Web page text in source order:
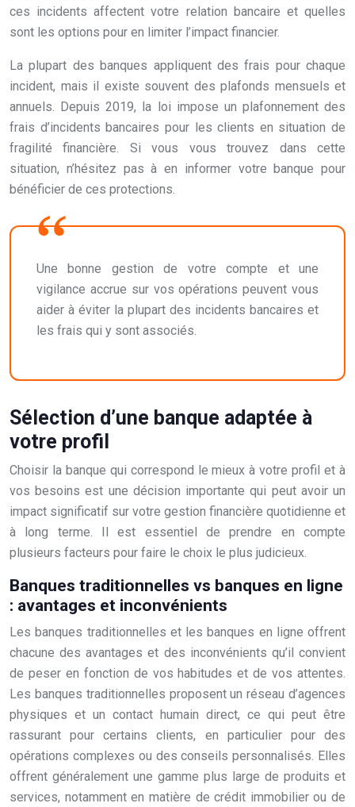
ces incidents affectent votre relation bancaire et quelles
sont les options pour en limiter l’impact financier.
La plupart des banques appliquent des frais pour chaque
incident, mais il existe souvent des plafonds mensuels et
annuels. Depuis 2019, la loi impose un plafonnement des
frais d’incidents bancaires pour les clients en situation de
fragilité financière. Si vous vous trouvez dans cette
situation, n’hésitez pas à en informer votre banque pour
bénéficier de ces protections.
Une bonne gestion de votre compte et une
vigilance accrue sur vos opérations peuvent vous
aider à éviter la plupart des incidents bancaires et
les frais qui y sont associés.
Sélection d’une banque adaptée à
votre profil
Choisir la banque qui correspond le mieux à votre profil et à
vos besoins est une décision importante qui peut avoir un
impact significatif sur votre gestion financière quotidienne et
à long terme. Il est essentiel de prendre en compte
plusieurs facteurs pour faire le choix le plus judicieux.
Banques traditionnelles vs banques en ligne
: avantages et inconvénients
Les banques traditionnelles et les banques en ligne offrent
chacune des avantages et des inconvénients qu’il convient
de peser en fonction de vos habitudes et de vos attentes.
Les banques traditionnelles proposent un réseau d’agences
physiques et un contact humain direct, ce qui peut être
rassurant pour certains clients, en particulier pour des
opérations complexes ou des conseils personnalisés. Elles
offrent généralement une gamme plus large de produits et
services, notamment en matière de crédit immobilier ou de